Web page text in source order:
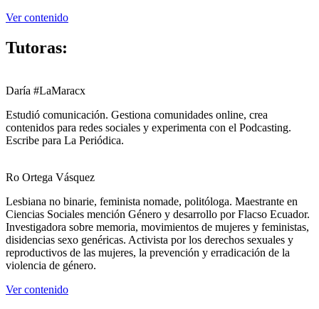
Ver contenido
Tutoras:
Daría #LaMaracx
Estudió comunicación. Gestiona comunidades online, crea
contenidos para redes sociales y experimenta con el Podcasting.
Escribe para La Periódica.
Ro Ortega Vásquez
Lesbiana no binarie, feminista nomade, politóloga. Maestrante en
Ciencias Sociales mención Género y desarrollo por Flacso Ecuador.
Investigadora sobre memoria, movimientos de mujeres y feministas,
disidencias sexo genéricas. Activista por los derechos sexuales y
reproductivos de las mujeres, la prevención y erradicación de la
violencia de género.
Ver contenido